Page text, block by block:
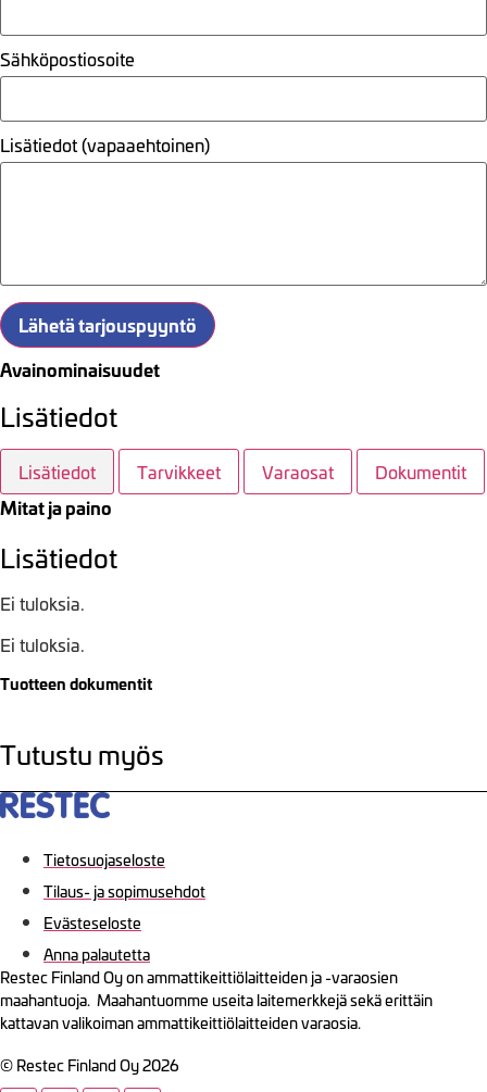
Sähköpostiosoite
Lisätiedot (vapaaehtoinen)
Lähetä tarjouspyyntö
Avainominaisuudet
Lisätiedot
Lisätiedot Tarvikkeet Varaosat Dokumentit
Mitat ja paino
Lisätiedot
Ei tuloksia.
Ei tuloksia.
Tuotteen dokumentit
Tutustu myös
Tietosuojaseloste
Tilaus- ja sopimusehdot
Evästeseloste
Anna palautetta
Restec Finland Oy on ammattikeittiölaitteiden ja -varaosien
maahantuoja. Maahantuomme useita laitemerkkejä sekä erittäin
kattavan valikoiman ammattikeittiölaitteiden varaosia.
© Restec Finland Oy 2026